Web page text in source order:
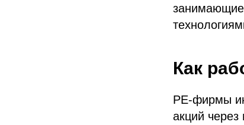
Как
PE-фирмы
акций